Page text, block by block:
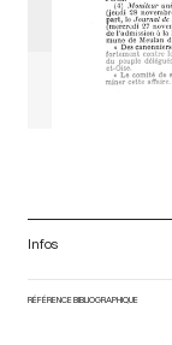
Infos
RÉFÉRENCE BIBLIOGRAPHIQUE